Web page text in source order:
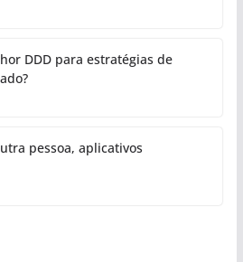
DDD para estratégias de
pessoa, aplicativos